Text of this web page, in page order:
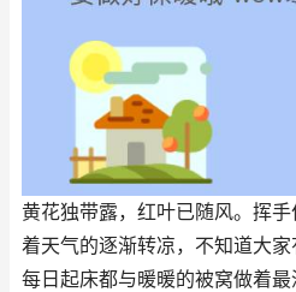
黄花独带露，红叶已随风。挥
着天气的逐渐转凉，不知道大家
每日起床都与暖暖的被窝做着最